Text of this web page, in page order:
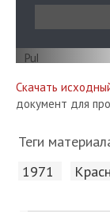
Скачать
документ для
Теги
1971